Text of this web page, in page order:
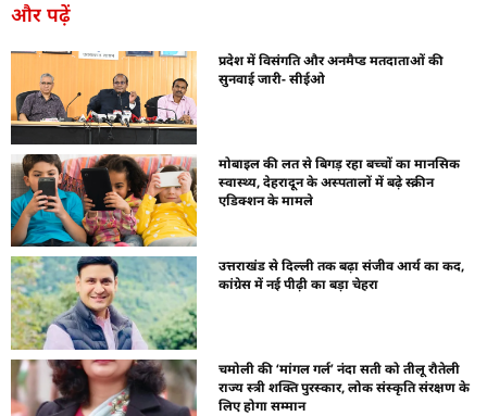
और पढ़ें
प्रदेश में विसंगति और अनमैप्ड मतदाताओं की
सुनवाई जारी- सीईओ
मोबाइल की लत से बिगड़ रहा बच्चों का मानसिक
स्वास्थ्य, देहरादून के अस्पतालों में बढ़े स्क्रीन
एडिक्शन के मामले
उत्तराखंड से दिल्ली तक बढ़ा संजीव आर्य का कद,
कांग्रेस में नई पीढ़ी का बड़ा चेहरा
चमोली की ‘मांगल गर्ल’ नंदा सती को तीलू रौतेली
राज्य स्त्री शक्ति पुरस्कार, लोक संस्कृति संरक्षण के
लिए होगा सम्मान